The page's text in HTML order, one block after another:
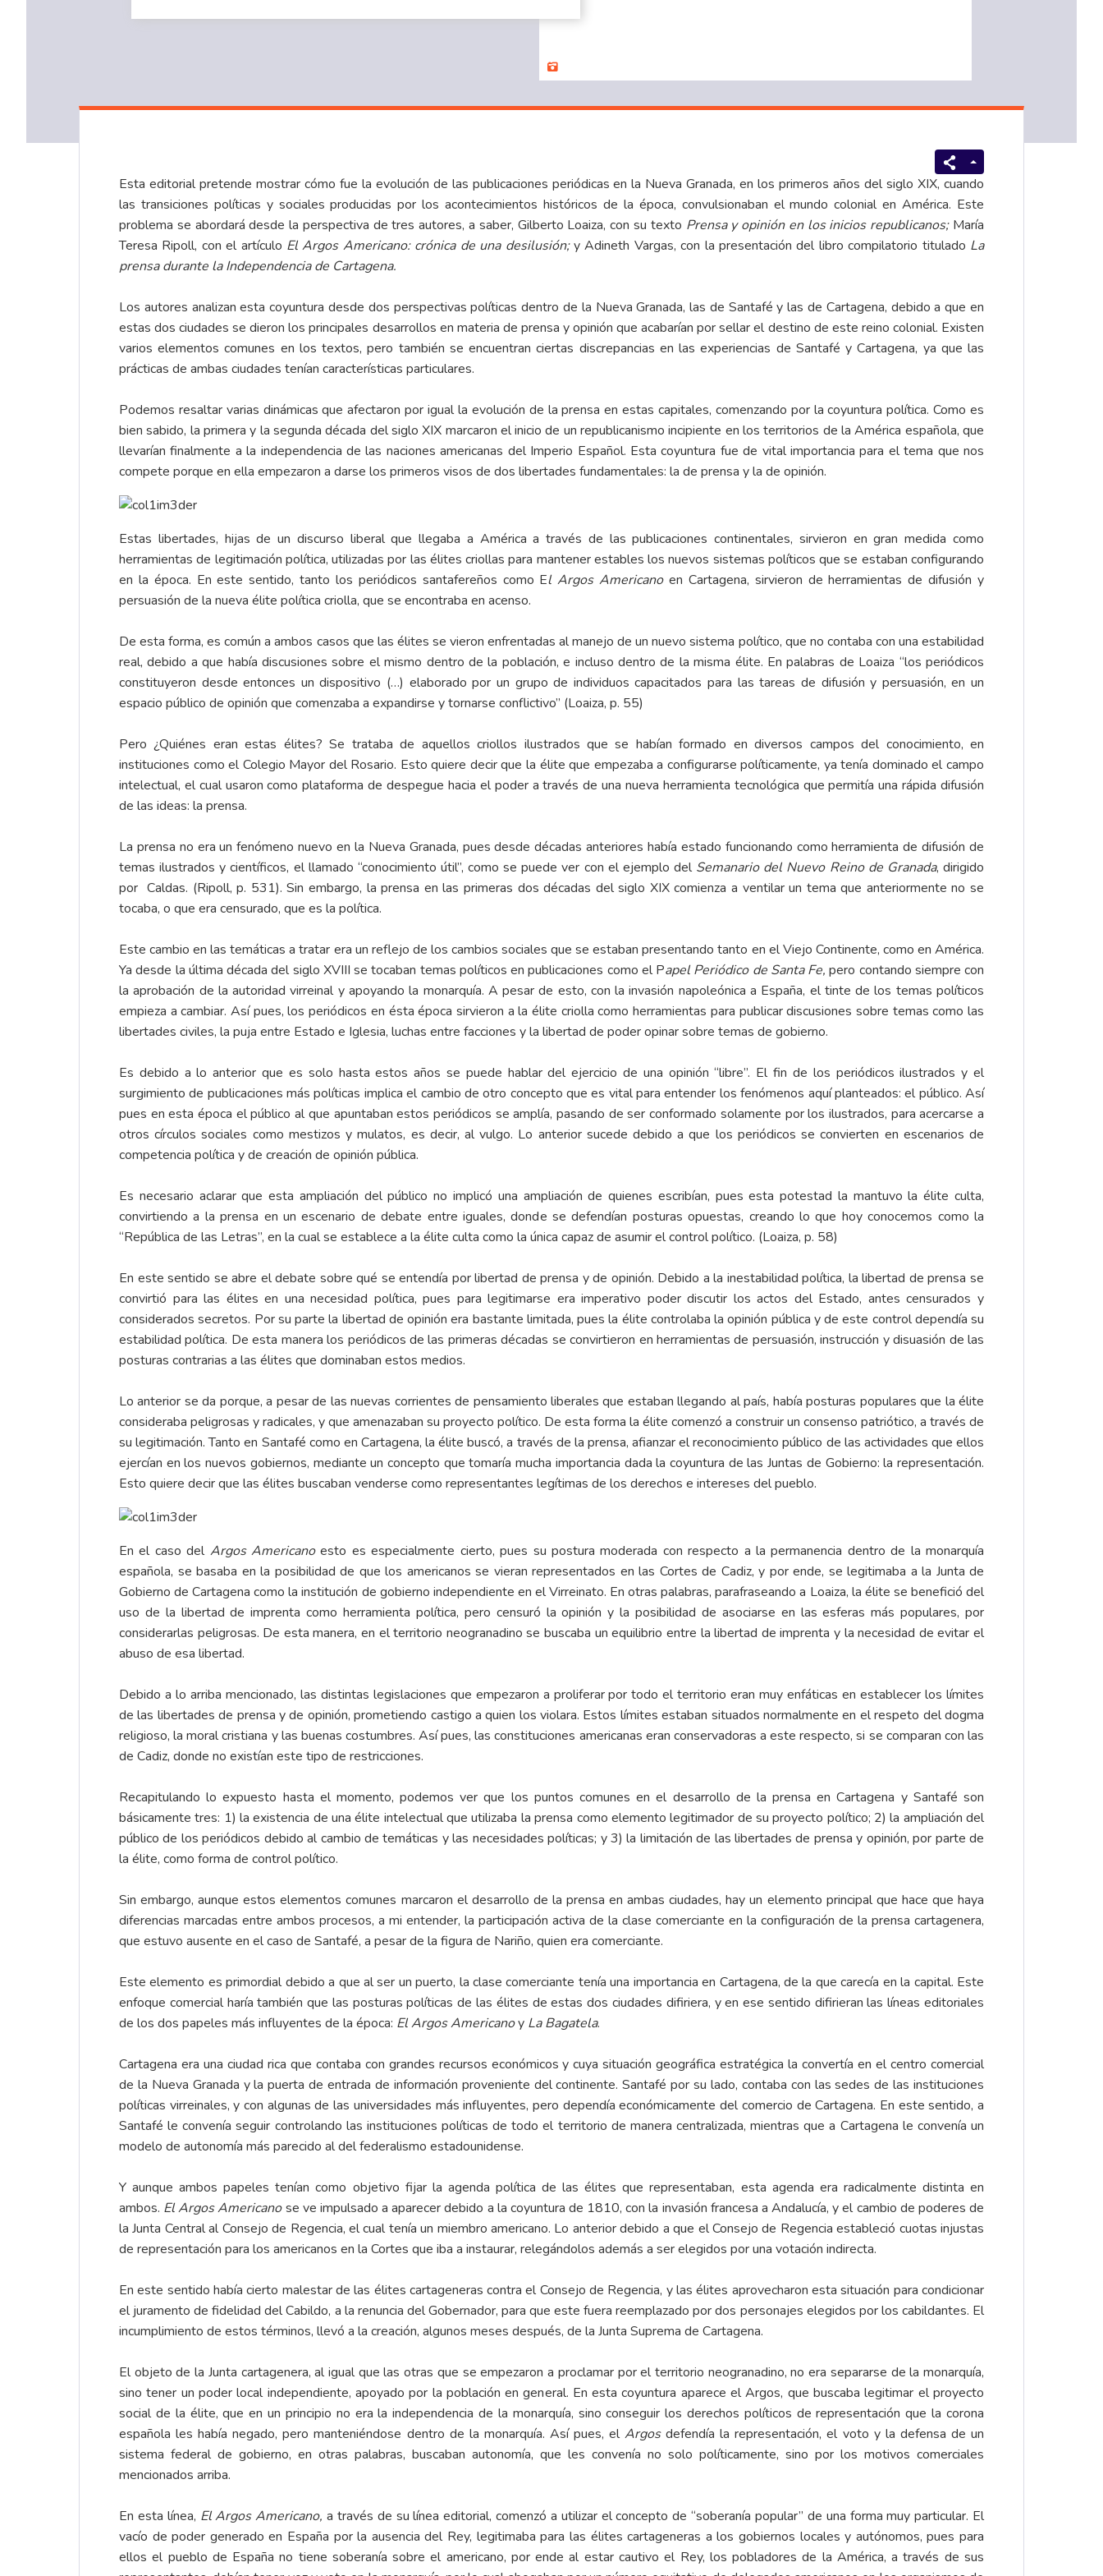
Esta editorial pretende mostrar cómo fue la evolución de las publicaciones periódicas en la Nueva Granada, en los primeros años del siglo XIX, cuando
las transiciones políticas y sociales producidas por los acontecimientos históricos de la época, convulsionaban el mundo colonial en América. Este
problema se abordará desde la perspectiva de tres autores, a saber, Gilberto Loaiza, con su texto Prensa y opinión en los inicios republicanos;María
Teresa Ripoll, con el artículo El Argos Americano: crónica de una desilusión;y Adineth Vargas, con la presentación del libro compilatorio titulado La
prensa durante la Independencia de Cartagena.
Los autores analizan esta coyuntura desde dos perspectivas políticas dentro de la Nueva Granada, las de Santafé y las de Cartagena, debido a que en
estas dos ciudades se dieron los principales desarrollos en materia de prensa y opinión que acabarían por sellar el destino de este reino colonial. Existen
varios elementos comunes en los textos, pero también se encuentran ciertas discrepancias en las experiencias de Santafé y Cartagena, ya que las
prácticas de ambas ciudades tenían características particulares.
Podemos resaltar varias dinámicas que afectaron por igual la evolución de la prensa en estas capitales, comenzando por la coyuntura política. Como es
bien sabido, la primera y la segunda década del siglo XIX marcaron el inicio de un republicanismo incipiente en los territorios de la América española, que
llevarían finalmente a la independencia de las naciones americanas del Imperio Español. Esta coyuntura fue de vital importancia para el tema que nos
compete porque en ella empezaron a darse los primeros visos de dos libertades fundamentales: la de prensa y la de opinión.
Estas libertades, hijas de un discurso liberal que llegaba a América a través de las publicaciones continentales, sirvieron en gran medida como
herramientas de legitimación política, utilizadas por las élites criollas para mantener estables los nuevos sistemas políticos que se estaban configurando
en la época. En este sentido, tanto los periódicos santafereños como El Argos Americanoen Cartagena, sirvieron de herramientas de difusión y
persuasión de la nueva élite política criolla, que se encontraba en acenso.
De esta forma, es común a ambos casos que las élites se vieron enfrentadas al manejo de un nuevo sistema político, que no contaba con una estabilidad
real, debido a que había discusiones sobre el mismo dentro de la población, e incluso dentro de la misma élite. En palabras de Loaiza “los periódicos
constituyeron desde entonces un dispositivo (…) elaborado por un grupo de individuos capacitados para las tareas de difusión y persuasión, en un
espacio público de opinión que comenzaba a expandirse y tornarse conflictivo” (Loaiza, p. 55)
Pero ¿Quiénes eran estas élites? Se trataba de aquellos criollos ilustrados que se habían formado en diversos campos del conocimiento, en
instituciones como el Colegio Mayor del Rosario. Esto quiere decir que la élite que empezaba a configurarse políticamente, ya tenía dominado el campo
intelectual, el cual usaron como plataforma de despegue hacia el poder a través de una nueva herramienta tecnológica que permitía una rápida difusión
de las ideas: la prensa.
La prensa no era un fenómeno nuevo en la Nueva Granada, pues desde décadas anteriores había estado funcionando como herramienta de difusión de
temas ilustrados y científicos, el llamado “conocimiento útil”, como se puede ver con el ejemplo del Semanario del Nuevo Reino de Granada, dirigido
por Caldas. (Ripoll, p. 531). Sin embargo, la prensa en las primeras dos décadas del siglo XIX comienza a ventilar un tema que anteriormente no se
tocaba, o que era censurado, que es la política.
Este cambio en las temáticas a tratar era un reflejo de los cambios sociales que se estaban presentando tanto en el Viejo Continente, como en América.
Ya desde la última década del siglo XVIII se tocaban temas políticos en publicaciones como el Papel Periódico de Santa Fe,pero contando siempre con
la aprobación de la autoridad virreinal y apoyando la monarquía. A pesar de esto, con la invasión napoleónica a España, el tinte de los temas políticos
empieza a cambiar. Así pues, los periódicos en ésta época sirvieron a la élite criolla como herramientas para publicar discusiones sobre temas como las
libertades civiles, la puja entre Estado e Iglesia, luchas entre facciones y la libertad de poder opinar sobre temas de gobierno.
Es debido a lo anterior que es solo hasta estos años se puede hablar del ejercicio de una opinión “libre”. El fin de los periódicos ilustrados y el
surgimiento de publicaciones más políticas implica el cambio de otro concepto que es vital para entender los fenómenos aquí planteados: el público. Así
pues en esta época el público al que apuntaban estos periódicos se amplía, pasando de ser conformado solamente por los ilustrados, para acercarse a
otros círculos sociales como mestizos y mulatos, es decir, al vulgo. Lo anterior sucede debido a que los periódicos se convierten en escenarios de
competencia política y de creación de opinión pública.
Es necesario aclarar que esta ampliación del público no implicó una ampliación de quienes escribían, pues esta potestad la mantuvo la élite culta,
convirtiendo a la prensa en un escenario de debate entre iguales, donde se defendían posturas opuestas, creando lo que hoy conocemos como la
“República de las Letras”, en la cual se establece a la élite culta como la única capaz de asumir el control político. (Loaiza, p. 58)
En este sentido se abre el debate sobre qué se entendía por libertad de prensa y de opinión. Debido a la inestabilidad política, la libertad de prensa se
convirtió para las élites en una necesidad política, pues para legitimarse era imperativo poder discutir los actos del Estado, antes censurados y
considerados secretos. Por su parte la libertad de opinión era bastante limitada, pues la élite controlaba la opinión pública y de este control dependía su
estabilidad política. De esta manera los periódicos de las primeras décadas se convirtieron en herramientas de persuasión, instrucción y disuasión de las
posturas contrarias a las élites que dominaban estos medios.
Lo anterior se da porque, a pesar de las nuevas corrientes de pensamiento liberales que estaban llegando al país, había posturas populares que la élite
consideraba peligrosas y radicales, y que amenazaban su proyecto político. De esta forma la élite comenzó a construir un consenso patriótico, a través de
su legitimación. Tanto en Santafé como en Cartagena, la élite buscó, a través de la prensa, afianzar el reconocimiento público de las actividades que ellos
ejercían en los nuevos gobiernos, mediante un concepto que tomaría mucha importancia dada la coyuntura de las Juntas de Gobierno: la representación.
Esto quiere decir que las élites buscaban venderse como representantes legítimas de los derechos e intereses del pueblo.
En el caso del Argos Americanoesto es especialmente cierto, pues su postura moderada con respecto a la permanencia dentro de la monarquía
española, se basaba en la posibilidad de que los americanos se vieran representados en las Cortes de Cadiz, y por ende, se legitimaba a la Junta de
Gobierno de Cartagena como la institución de gobierno independiente en el Virreinato. En otras palabras, parafraseando a Loaiza, la élite se benefició del
uso de la libertad de imprenta como herramienta política, pero censuró la opinión y la posibilidad de asociarse en las esferas más populares, por
considerarlas peligrosas. De esta manera, en el territorio neogranadino se buscaba un equilibrio entre la libertad de imprenta y la necesidad de evitar el
abuso de esa libertad.
Debido a lo arriba mencionado, las distintas legislaciones que empezaron a proliferar por todo el territorio eran muy enfáticas en establecer los límites
de las libertades de prensa y de opinión, prometiendo castigo a quien los violara. Estos límites estaban situados normalmente en el respeto del dogma
religioso, la moral cristiana y las buenas costumbres. Así pues, las constituciones americanas eran conservadoras a este respecto, si se comparan con las
de Cadiz, donde no existían este tipo de restricciones.
Recapitulando lo expuesto hasta el momento, podemos ver que los puntos comunes en el desarrollo de la prensa en Cartagena y Santafé son
básicamente tres: 1) la existencia de una élite intelectual que utilizaba la prensa como elemento legitimador de su proyecto político; 2) la ampliación del
público de los periódicos debido al cambio de temáticas y las necesidades políticas; y 3) la limitación de las libertades de prensa y opinión, por parte de
la élite, como forma de control político.
Sin embargo, aunque estos elementos comunes marcaron el desarrollo de la prensa en ambas ciudades, hay un elemento principal que hace que haya
diferencias marcadas entre ambos procesos, a mi entender, la participación activa de la clase comerciante en la configuración de la prensa cartagenera,
que estuvo ausente en el caso de Santafé, a pesar de la figura de Nariño, quien era comerciante.
Este elemento es primordial debido a que al ser un puerto, la clase comerciante tenía una importancia en Cartagena, de la que carecía en la capital. Este
enfoque comercial haría también que las posturas políticas de las élites de estas dos ciudades difiriera, y en ese sentido difirieran las líneas editoriales
de los dos papeles más influyentes de la época: ElArgos Americanoy La Bagatela.
Cartagena era una ciudad rica que contaba con grandes recursos económicos y cuya situación geográfica estratégica la convertía en el centro comercial
de la Nueva Granada y la puerta de entrada de información proveniente del continente. Santafé por su lado, contaba con las sedes de las instituciones
políticas virreinales, y con algunas de las universidades más influyentes, pero dependía económicamente del comercio de Cartagena. En este sentido, a
Santafé le convenía seguir controlando las instituciones políticas de todo el territorio de manera centralizada, mientras que a Cartagena le convenía un
modelo de autonomía más parecido al del federalismo estadounidense.
Y aunque ambos papeles tenían como objetivo fijar la agenda política de las élites que representaban, esta agenda era radicalmente distinta en
ambos. El Argos Americanose ve impulsado a aparecer debido a la coyuntura de 1810, con la invasión francesa a Andalucía, y el cambio de poderes de
la Junta Central al Consejo de Regencia, el cual tenía un miembro americano. Lo anterior debido a que el Consejo de Regencia estableció cuotas injustas
de representación para los americanos en la Cortes que iba a instaurar, relegándolos además a ser elegidos por una votación indirecta.
En este sentido había cierto malestar de las élites cartageneras contra el Consejo de Regencia, y las élites aprovecharon esta situación para condicionar
el juramento de fidelidad del Cabildo, a la renuncia del Gobernador, para que este fuera reemplazado por dos personajes elegidos por los cabildantes. El
incumplimiento de estos términos, llevó a la creación, algunos meses después, de la Junta Suprema de Cartagena.
El objeto de la Junta cartagenera, al igual que las otras que se empezaron a proclamar por el territorio neogranadino, no era separarse de la monarquía,
sino tener un poder local independiente, apoyado por la población en general. En esta coyuntura aparece el Argos, que buscaba legitimar el proyecto
social de la élite, que en un principio no era la independencia de la monarquía, sino conseguir los derechos políticos de representación que la corona
española les había negado, pero manteniéndose dentro de la monarquía. Así pues, elArgosdefendía la representación, el voto y la defensa de un
sistema federal de gobierno, en otras palabras, buscaban autonomía, que les convenía no solo políticamente, sino por los motivos comerciales
mencionados arriba.
En esta línea, El Argos Americano,a través de su línea editorial, comenzó a utilizar el concepto de “soberanía popular” de una forma muy particular. El
vacío de poder generado en España por la ausencia del Rey, legitimaba para las élites cartageneras a los gobiernos locales y autónomos, pues para
ellos el pueblo de España no tiene soberanía sobre el americano, por ende al estar cautivo el Rey, los pobladores de la América, a través de sus